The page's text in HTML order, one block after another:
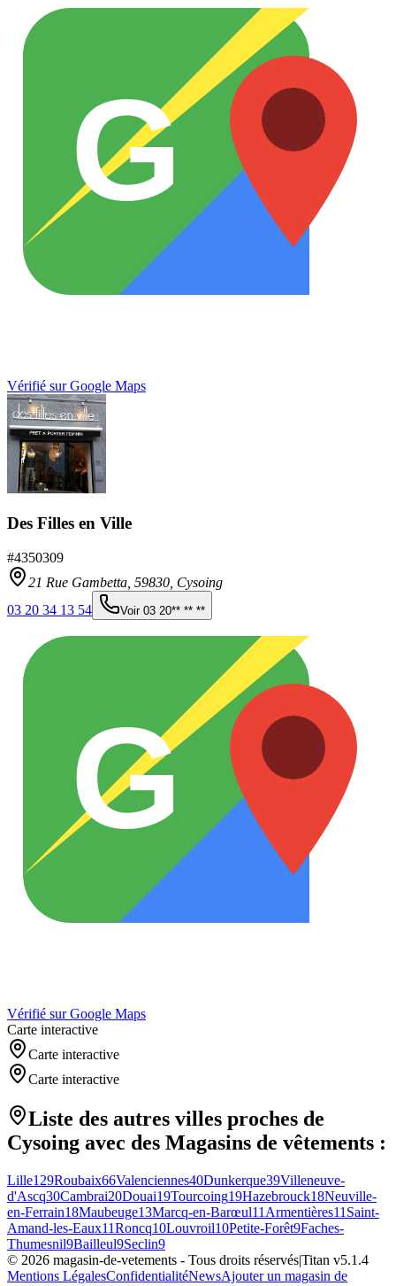
G
Vérifié sur Google Maps
Des Filles en Ville
#4350309
21 Rue Gambetta, 59830 Cysoing
03 20 34 13 54
Voir 03 20** ** **
G
Vérifié sur Google Maps
Carte interactive
Carte interactive
Carte interactive
Liste des autres villes proches de
Cysoing avec des Magasins de vêtements :
Lille129Roubaix66Valenciennes40Dunkerque39Villeneuve-
d'Ascq30Cambrai20Douai19Tourcoing19Hazebrouck18Neuville-
en-Ferrain18Maubeuge13Marcq-en-Barœul11 Armentières11 Saint-
Amand-les-Eaux11Roncq10Louvroil10Petite-Forêt9Faches-
Thumesnil9Bailleul9Seclin9
© 2026 magasin-de-vetements - Tous droits réservés|Titan v5.1.4
Mentions LégalesConfidentialitéNewsAjouter un magasin de